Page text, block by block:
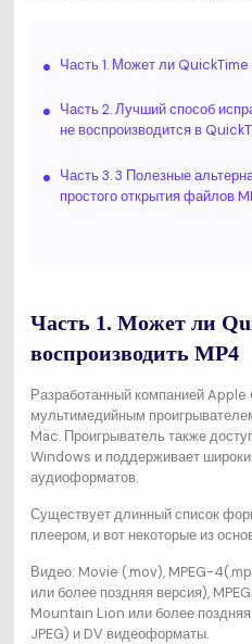
Часть 1. Может ли QuickTime
Часть 2. Лучший способ
не воспроизводится в
Часть 3. 3 Полезные
простого открытия файлов
Часть 1. Может ли
воспроизводить MP4
Разработанный компанией
мультимедийным
Mac. Проигрыватель также
Windows и поддерживает
аудиоформатов.
Существует длинный список
плеером, и вот некоторые из
Видео: Movie (.mov), MPEG-
или более поздняя версия),
Mountain Lion или более
JPEG) и DV видеоформаты.